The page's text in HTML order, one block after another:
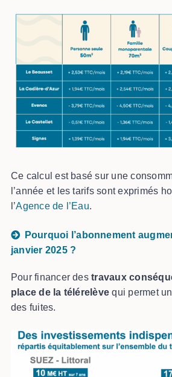
Ce calcul est basé sur une
l’année et les tarifs sont exprimés
l’Agence de l’Eau.
Pourquoi l’abonnement
janvier 2025 ?
Pour financer destravaux
place de la télérelève qui permet
des fuites.